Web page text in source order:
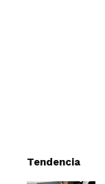
Tendencia